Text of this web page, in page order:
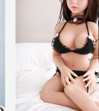
ma
na